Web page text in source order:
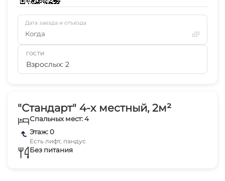
"Стандарт" 4-х местный, 2м²
Спальных мест: 4
Этаж: 0
Есть лифт, пандус
Без питания
Дата заезда и отъезда
Когда
ГОСТИ
Взрослых: 2